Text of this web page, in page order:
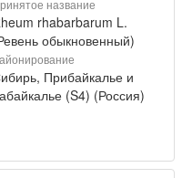
название
rhabarbarum L.
обыкновенный)
Прибайкалье и
(S4) (Россия)